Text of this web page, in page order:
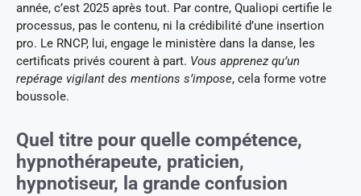
année, c’est 2025 après tout. Par contre, Qualiopi certifie le
processus, pas le contenu, ni la crédibilité d’une insertion
pro. Le RNCP, lui, engage le ministère dans la danse, les
certificats privés courent à part. Vous apprenez qu’un
repérage vigilant des mentions s’impose, cela forme votre
boussole.
Quel titre pour quelle compétence,
hypnothérapeute, praticien,
hypnotiseur, la grande confusion